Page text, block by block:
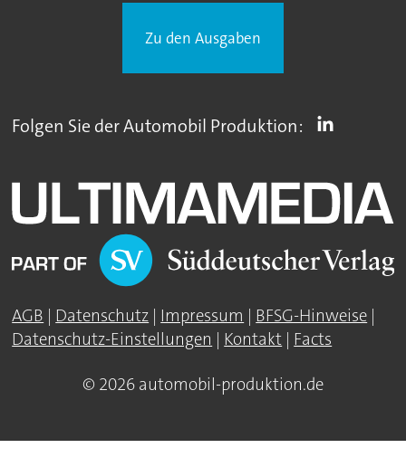
Zu den Ausgaben
Folgen Sie der Automobil Produktion:
AGB | Datenschutz | Impressum | BFSG-Hinweise |
Datenschutz-Einstellungen | Kontakt | Facts
© 2026 automobil-produktion.de